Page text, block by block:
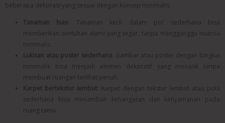
beberapa dekorasi yang sesuai dengan konsep minimalis:
Tanaman hias : Tanaman kecil dalam pot sederhana bisa
memberikan sentuhan alami yang segar, tanpa mengganggu nuansa
minimalis.
Lukisan atau poster sederhana : Gambar atau poster dengan bingkai
minimalis bisa menjadi elemen dekoratif yang menarik tanpa
membuat ruangan terlihat penuh.
Karpet bertekstur lembut : Karpet dengan tekstur lembut atau pola
sederhana bisa menambah kehangatan dan kenyamanan pada
ruang tamu.